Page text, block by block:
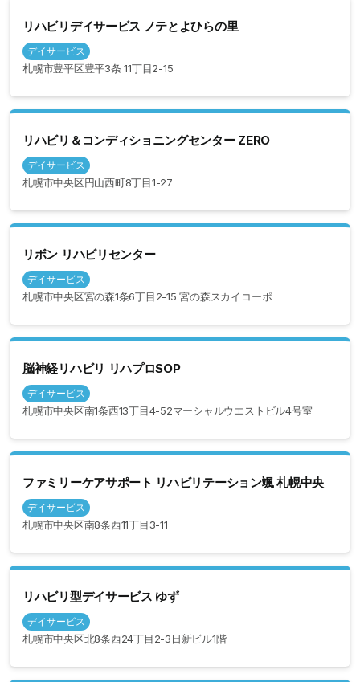
リハビリデイサービス ノテとよひらの里
デイサービス
札幌市豊平区豊平3条 11丁目2-15
リハビリ＆コンディショニングセンター ZERO
デイサービス
札幌市中央区円山西町8丁目1-27
リボン リハビリセンター
デイサービス
札幌市中央区宮の森1条6丁目2-15 宮の森スカイコーポ
脳神経リハビリ リハプロSOP
デイサービス
札幌市中央区南1条西13丁目4-52マーシャルウエストビル4号室
ファミリーケアサポート リハビリテーション颯 札幌中央
デイサービス
札幌市中央区南8条西11丁目3-11
リハビリ型デイサービス ゆず
デイサービス
札幌市中央区北8条西24丁目2-3日新ビル1階